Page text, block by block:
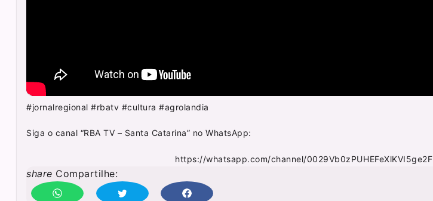
#jornalregional #rbatv #cultura #agrolandia
Siga o canal “RBA TV – Santa Catarina” no WhatsApp:
https://whatsapp.com/channel/0029Vb0zPUHEFeXlKVI5ge2F
share Compartilhe: